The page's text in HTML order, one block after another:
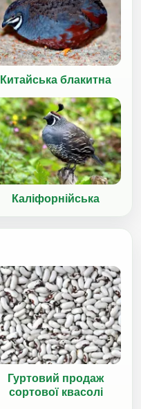
Китайська блакитна
Каліфорнійська
Гуртовий продаж
сортової квасолі